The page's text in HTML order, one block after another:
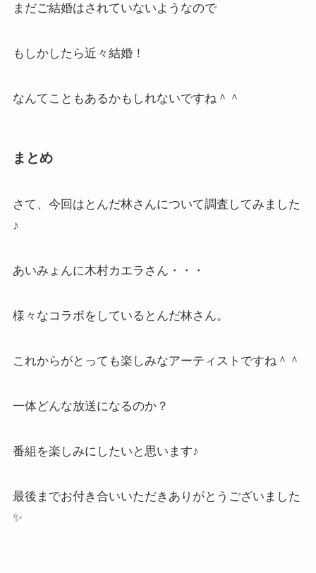
まだご結婚はされていないようなので
もしかしたら近々結婚！
なんてこともあるかもしれないですね＾＾
まとめ
さて、今回はとんだ林さんについて調査してみました
♪
あいみょんに木村カエラさん・・・
様々なコラボをしているとんだ林さん。
これからがとっても楽しみなアーティストですね＾＾
一体どんな放送になるのか？
番組を楽しみにしたいと思います♪
最後までお付き合いいただきありがとうございました
✨